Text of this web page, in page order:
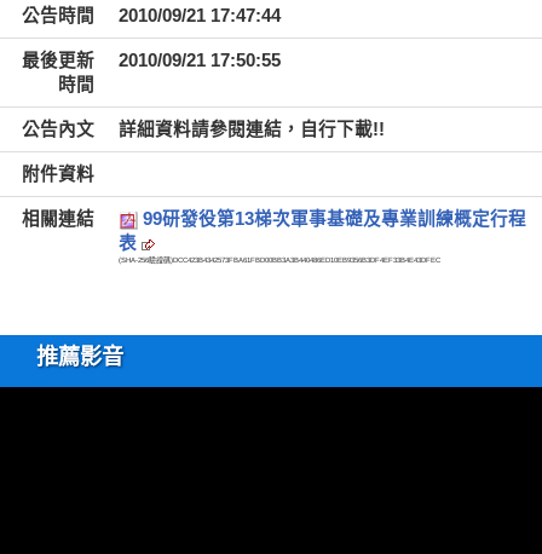
公告時間 2010/09/21 17:47:44
最後更新
時間
2010/09/21 17:50:55
公告內文 詳細資料請參閱連結，自行下載!!
附件資料
相關連結
99研發役第13梯次軍事基礎及專業訓練概定行程
表
(SHA-256驗證碼)DCC423B4342573FBA61FBD00BB3A3B440486ED10EB9356B3DF4EF33B4E43DFEC
推薦影音